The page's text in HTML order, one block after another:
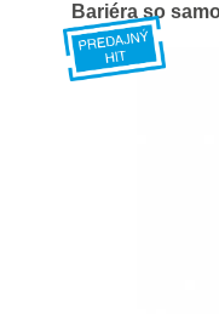
Bariéra so